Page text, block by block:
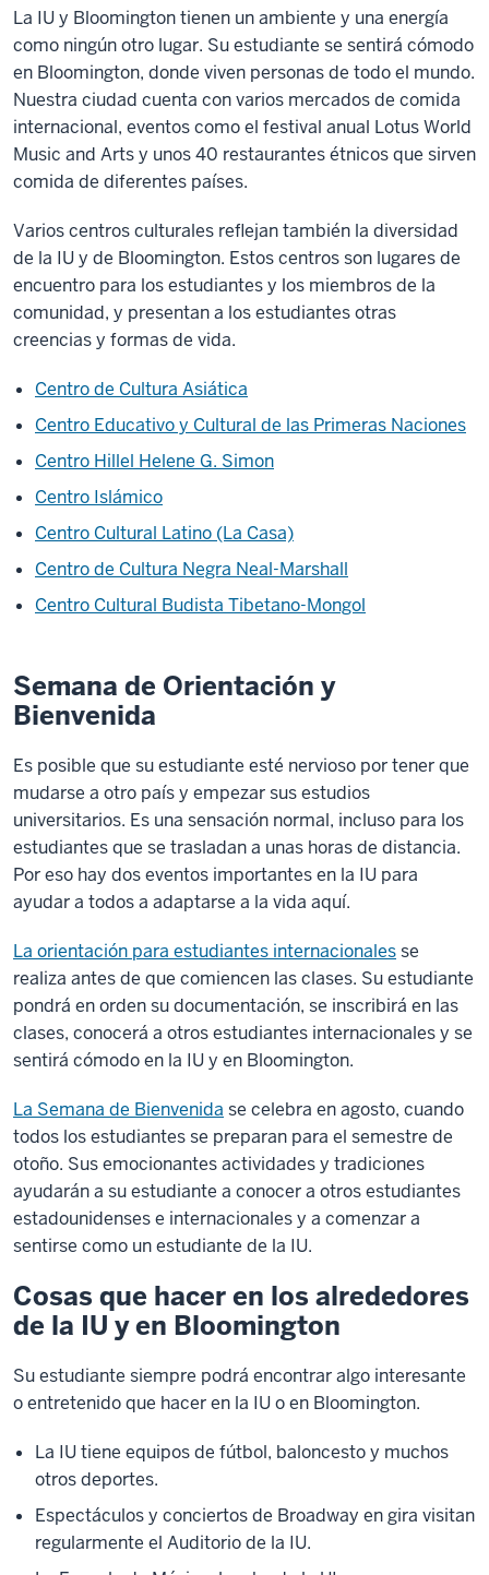
La IU y Bloomington tienen un ambiente y una energía
como ningún otro lugar. Su estudiante se sentirá cómodo
en Bloomington, donde viven personas de todo el mundo.
Nuestra ciudad cuenta con varios mercados de comida
internacional, eventos como el festival anual Lotus World
Music and Arts y unos 40 restaurantes étnicos que sirven
comida de diferentes países.
Varios centros culturales reflejan también la diversidad
de la IU y de Bloomington. Estos centros son lugares de
encuentro para los estudiantes y los miembros de la
comunidad, y presentan a los estudiantes otras
creencias y formas de vida.
Centro de Cultura Asiática
Centro Educativo y Cultural de las Primeras Naciones
Centro Hillel Helene G. Simon
Centro Islámico
Centro Cultural Latino (La Casa)
Centro de Cultura Negra Neal-Marshall
Centro Cultural Budista Tibetano-Mongol
Semana de Orientación y
Bienvenida
Es posible que su estudiante esté nervioso por tener que
mudarse a otro país y empezar sus estudios
universitarios. Es una sensación normal, incluso para los
estudiantes que se trasladan a unas horas de distancia.
Por eso hay dos eventos importantes en la IU para
ayudar a todos a adaptarse a la vida aquí.
La orientación para estudiantes internacionalesse
realiza antes de que comiencen las clases. Su estudiante
pondrá en orden su documentación, se inscribirá en las
clases, conocerá a otros estudiantes internacionales y se
sentirá cómodo en la IU y en Bloomington.
La Semana de Bienvenida se celebra en agosto, cuando
todos los estudiantes se preparan para el semestre de
otoño. Sus emocionantes actividades y tradiciones
ayudarán a su estudiante a conocer a otros estudiantes
estadounidenses e internacionales y a comenzar a
sentirse como un estudiante de la IU.
Cosas que hacer en los alrededores
de la IU y en Bloomington
Su estudiante siempre podrá encontrar algo interesante
o entretenido que hacer en la IU o en Bloomington.
La IU tiene equipos de fútbol, baloncesto y muchos
otros deportes.
Espectáculos y conciertos de Broadway en gira visitan
regularmente el Auditorio de la IU.